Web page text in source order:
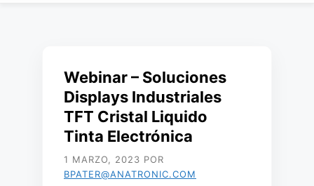
Webinar – Soluciones
Displays Industriales
TFT Cristal Liquido
Tinta Electrónica
1 MARZO, 2023 POR
BPATER@ANATRONIC.COM